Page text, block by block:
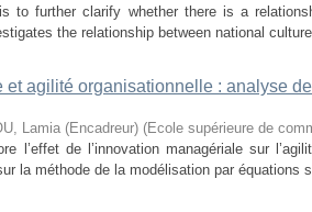
to further clarify whether there is a
the relationship between national
et agilité organisationnelle : analyse
Lamia (Encadreur) (Ecole supérieure de
l’effet de l’innovation managériale sur
la méthode de la modélisation par équations